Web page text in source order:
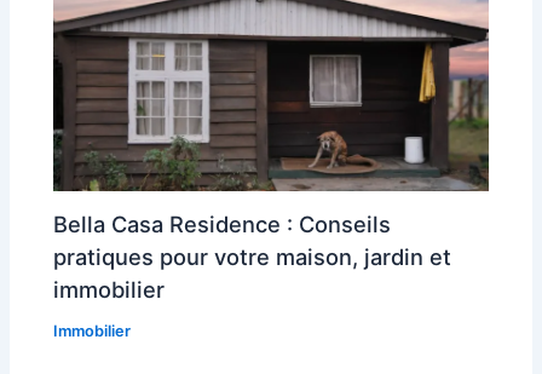
Bella Casa Residence : Conseils
pratiques pour votre maison, jardin et
immobilier
Immobilier